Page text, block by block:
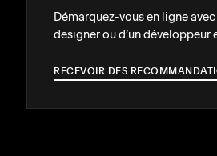
Démarquez-vous en ligne avec
designer ou d’un développeur
RECEVOIR DES